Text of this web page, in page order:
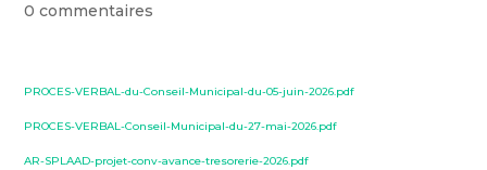
0 commentaires
PROCES-VERBAL-du-Conseil-Municipal-du-05-juin-2026.pdf
PROCES-VERBAL-Conseil-Municipal-du-27-mai-2026.pdf
AR-SPLAAD-projet-conv-avance-tresorerie-2026.pdf